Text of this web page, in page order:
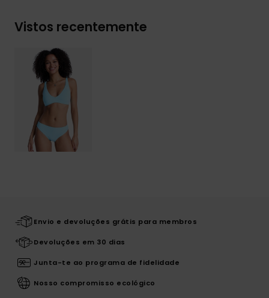
Vistos recentemente
Envio e devoluções grátis para membros
Devoluções em 30 dias
Junta-te ao programa de fidelidade
Nosso compromisso ecológico